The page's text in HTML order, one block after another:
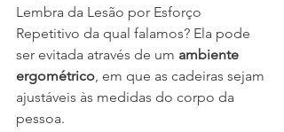
Lembra da Lesão por Esforço
Repetitivo da qual falamos? Ela pode
ser evitada através de um ambiente
ergométrico, em que as cadeiras sejam
ajustáveis às medidas do corpo da
pessoa.